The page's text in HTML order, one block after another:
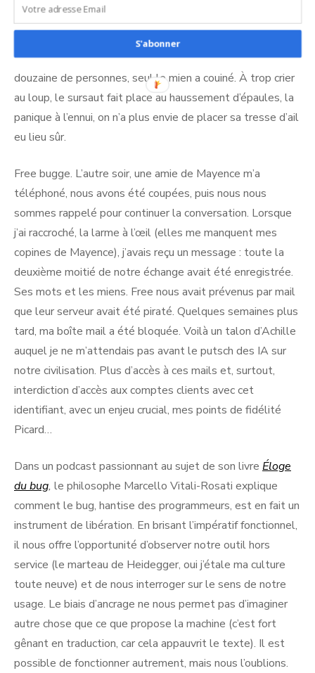
a transmis plusieurs alertes météo inopinées. Seul. Dans
un magasin de fruits et légumes fréquenté par une
douzaine de personnes, seul le mien a couiné. À trop crier
au loup, le sursaut fait place au haussement d’épaules, la
panique à l’ennui, on n’a plus envie de placer sa tresse d’ail
eu lieu sûr.
Free bugge. L’autre soir, une amie de Mayence m’a
téléphoné, nous avons été coupées, puis nous nous
sommes rappelé pour continuer la conversation. Lorsque
j’ai raccroché, la larme à l’œil (elles me manquent mes
copines de Mayence), j’avais reçu un message : toute la
deuxième moitié de notre échange avait été enregistrée.
Ses mots et les miens. Free nous avait prévenus par mail
que leur serveur avait été piraté. Quelques semaines plus
tard, ma boîte mail a été bloquée. Voilà un talon d’Achille
auquel je ne m’attendais pas avant le putsch des IA sur
notre civilisation. Plus d’accès à ces mails et, surtout,
interdiction d’accès aux comptes clients avec cet
identifiant, avec un enjeu crucial, mes points de fidélité
Picard…
Dans un podcast passionnant au sujet de son livre Éloge
du bug, le philosophe Marcello Vitali-Rosati explique
comment le bug, hantise des programmeurs, est en fait un
instrument de libération. En brisant l’impératif fonctionnel,
il nous offre l’opportunité d’observer notre outil hors
service (le marteau de Heidegger, oui j’étale ma culture
toute neuve) et de nous interroger sur le sens de notre
usage. Le biais d’ancrage ne nous permet pas d’imaginer
autre chose que ce que propose la machine (c’est fort
gênant en traduction, car cela appauvrit le texte). Il est
possible de fonctionner autrement, mais nous l’oublions.
S'abonner